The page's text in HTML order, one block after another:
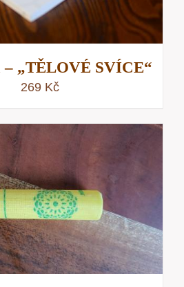
– „TĚLOVÉ SVÍCE“
269 Kč